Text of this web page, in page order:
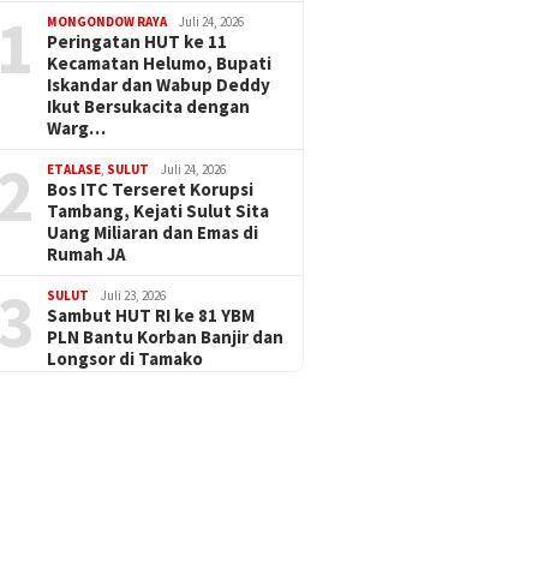
MONGONDOW RAYA Juli 24, 2026
Peringatan HUT ke 11
Kecamatan Helumo, Bupati
Iskandar dan Wabup Deddy
Ikut Bersukacita dengan
Warg…
ETALASE SULUT Juli 24, 2026
Bos ITC Terseret Korupsi
Tambang, Kejati Sulut Sita
Uang Miliaran dan Emas di
Rumah JA
SULUT Juli 23, 2026
Sambut HUT RI ke 81 YBM
PLN Bantu Korban Banjir dan
Longsor di Tamako